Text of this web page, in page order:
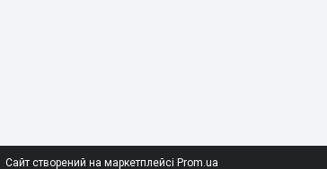
Сайт створений на маркетплейсі Prom.ua